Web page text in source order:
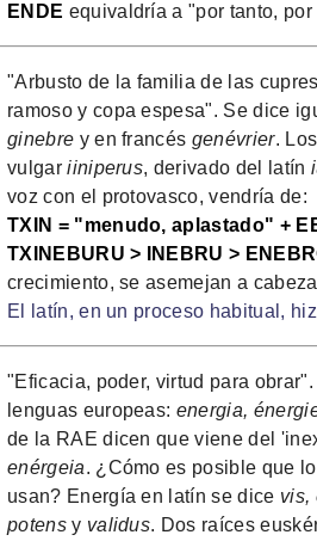
ENDE equivaldría a "por tanto,
"Arbusto de la familia de las
ramoso y copa espesa". Se dice
ginebre y en francés genévrier.
vulgariiniperus, derivado del latín
voz con el protovasco, vendría de:
TXIN = "menudo, aplastado" +
TXINEBURU > INEBRU >
crecimiento, se asemejan a
El latín, en un proceso habitual,
"Eficacia, poder, virtud para
lenguas europeas: energia,
de la RAE dicen que viene del
enérgeia. ¿Cómo es posible que
usan? Energía en latín se dice vis,
potensy validus. Dos raíces